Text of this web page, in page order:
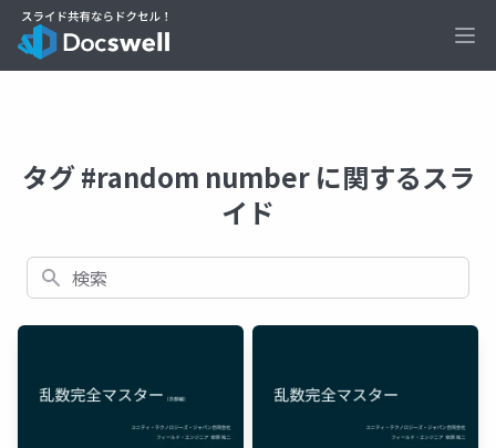
タグ #random number に関するスラ
イド
検索